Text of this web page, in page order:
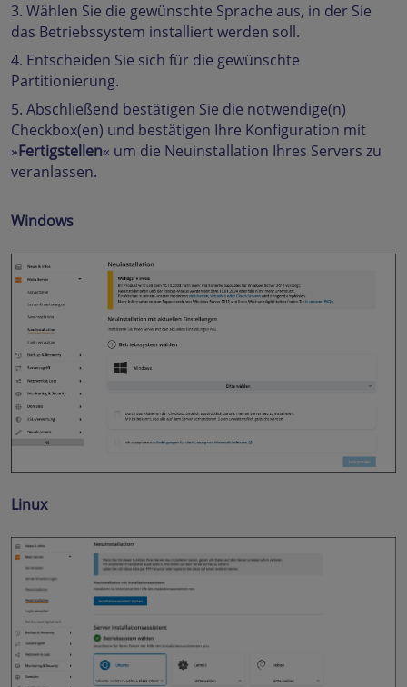
3. Wählen Sie die gewünschte Sprache aus, in der Sie
das Betriebssystem installiert werden soll.
4. Entscheiden Sie sich für die gewünschte
Partitionierung.
5. Abschließend bestätigen Sie die notwendige(n)
Checkbox(en) und bestätigen Ihre Konfiguration mit
»Fertigstellen« um die Neuinstallation Ihres Servers zu
veranlassen.
Windows
Linux